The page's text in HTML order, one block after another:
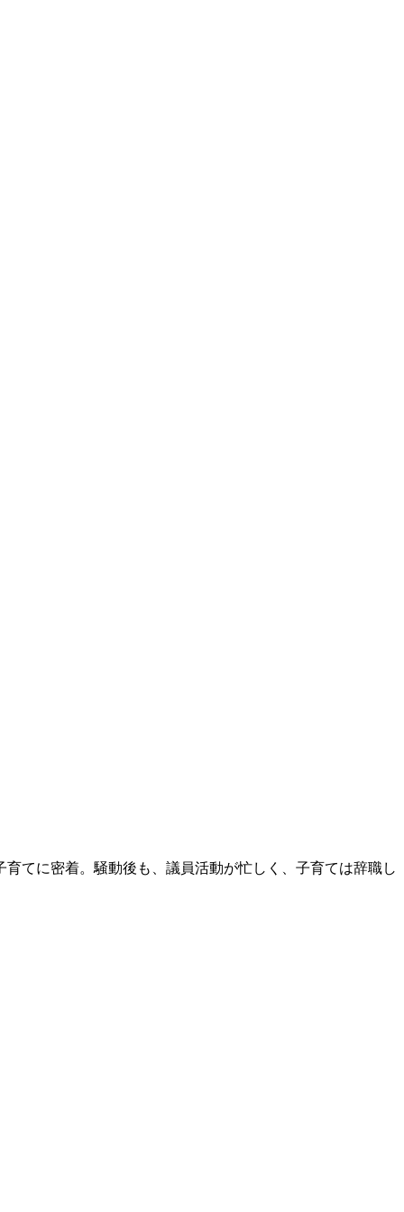
てに密着。騒動後も、議員活動が忙しく、子育ては辞職し